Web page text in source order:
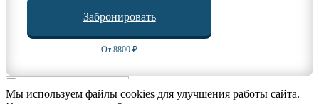
Забронировать
От 8800 ₽
Мы используем файлы cookies для улучшения работы сайта.